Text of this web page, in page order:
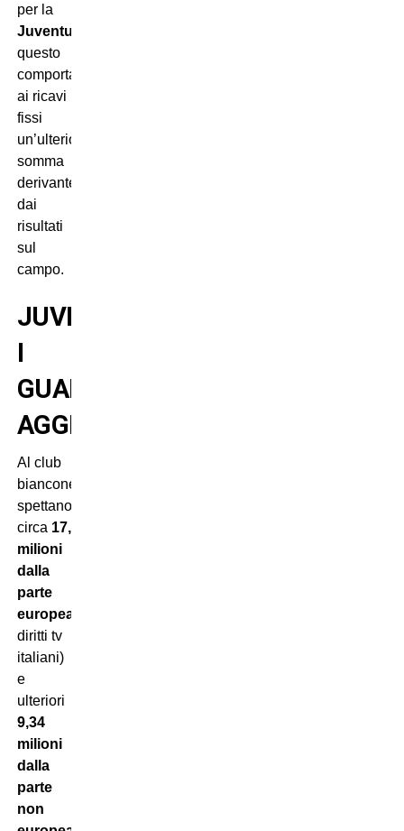
per la
Juventus
questo
comporta
ai ricavi
fissi
un’ulteriore
somma
derivante
dai
risultati
sul
campo.
JUVENTUS:
I
GUADAGNI
AGGIUNTIVI
Al club
bianconero
spettano
circa 17,76
milioni
dalla
parte
europea
diritti tv
italiani)
e
ulteriori
9,34
milioni
dalla
parte
non